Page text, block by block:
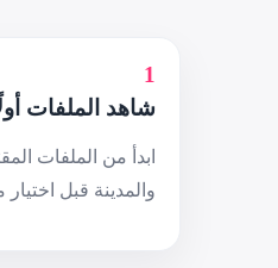
1
شاهد الملفات
ابدأ من الملفات
والمدينة قبل